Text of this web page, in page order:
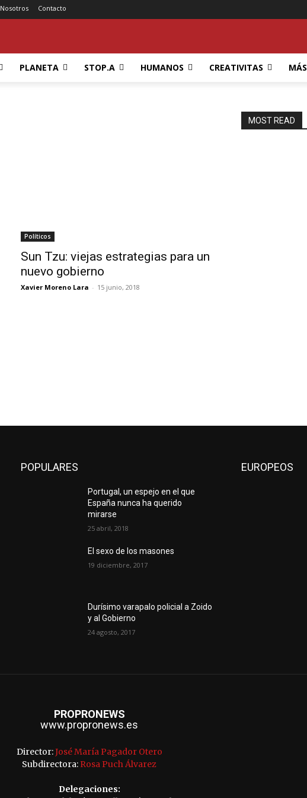
Nosotros Contacto
PLANETA STOP.A HUMANOS CREATIVITAS MÁS
Políticos
Sun Tzu: viejas estrategias para un
nuevo gobierno
Xavier Moreno Lara - 15 junio, 2018
MOST READ
POPULARES
Portugal, un espejo en el que
España nunca ha querido
mirarse
25 abril, 2018
El sexo de los masones
19 diciembre, 2017
Durísimo varapalo policial a Zoido
y al Gobierno
24 agosto, 2017
EUROPEOS
PROPRONEWS
www.propronews.es
Director:José María Pagador Otero
Subdirectora: Rosa Puch Álvarez
Delegaciones: